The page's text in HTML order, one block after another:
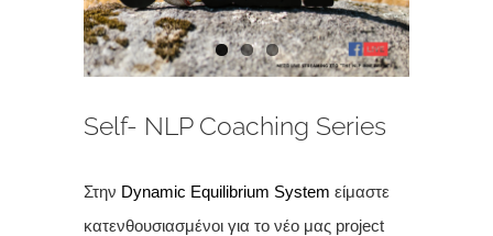
Self- NLP Coaching Series
Στην Dynamic Equilibrium System είμαστε
κατενθουσιασμένοι για το νέο μας project